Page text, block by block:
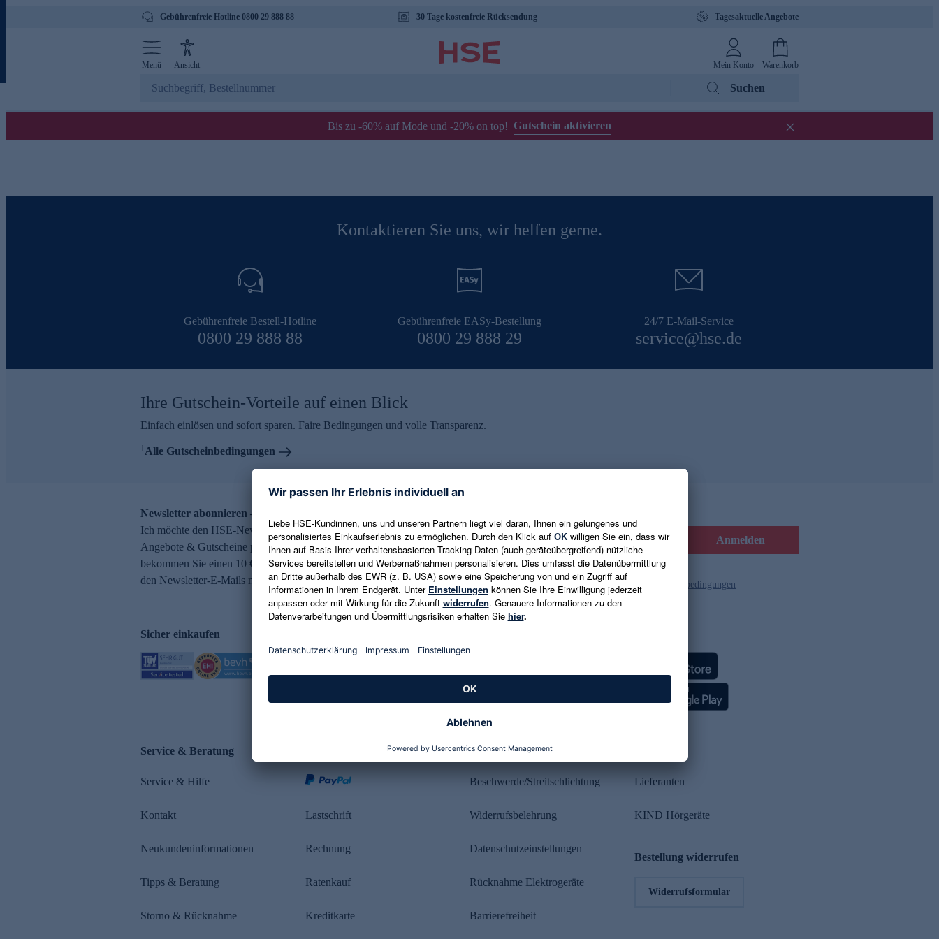
Gebührenfreie Hotline 0800 29 888 88 30 Tage kostenfreie Rücksendung Tagesaktuelle Angebote
Menü Ansicht Mein Konto Warenkorb
Suchen
Bis zu -60% auf Mode und -20% on top! Gutschein aktivieren
Kontaktieren Sie uns, wir helfen gerne.
Gebührenfreie Bestell-Hotline
0800 29 888 88
Gebührenfreie EASy-Bestellung
0800 29 888 29
24/7 E-Mail-Service
service@hse.de
Ihre Gutschein-Vorteile auf einen Blick
Einfach einlösen und sofort sparen. Faire Bedingungen und volle Transparenz.
1Alle Gutscheinbedingungen
Newsletter abonnieren – 10 € Gutschein erhalten
Ich möchte den HSE-Newsletter abonnieren und aktuelle Trends,
Angebote & Gutscheine per E-Mail erhalten. Als Dankeschön
bekommen Sie einen 10 € Gutschein. Eine Abmeldung ist jederzeit in
den Newsletter-E-Mails möglich.
E-Mail-Adresse eingeben Anmelden
Es gelten die Datenschutzrichtlinien und die Gutscheinbedingungen
Sicher einkaufen
Service & Beratung
Service & Hilfe
Kontakt
Neukundeninformationen
Tipps & Beratung
Storno & Rücknahme
Lastschrift
Rechnung
Ratenkauf
Kreditkarte
Rechtliches
Beschwerde/Streitschlichtung
Widerrufsbelehrung
Datenschutzeinstellungen
Rücknahme Elektrogeräte
Barrierefreiheit
Lieferanten
KIND Hörgeräte
Bestellung widerrufen
Widerrufsformular